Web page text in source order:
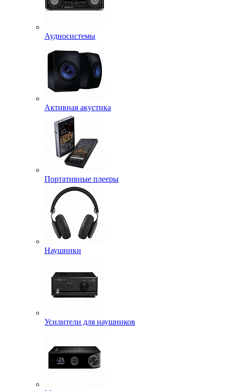
Аудиосистемы
Активная акустика
Портативные плееры
Наушники
Усилители для наушников